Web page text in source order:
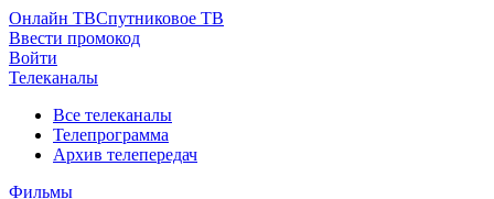
Онлайн ТВСпутниковое ТВ
Ввести промокод
Войти
Телеканалы
Все телеканалы
Телепрограмма
Архив телепередач
Фильмы